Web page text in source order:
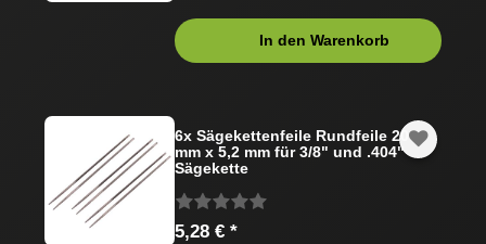
In den Warenkorb
6x Sägekettenfeile Rundfeile 200
mm x 5,2 mm für 3/8" und .404"
Sägekette
5,28 € *